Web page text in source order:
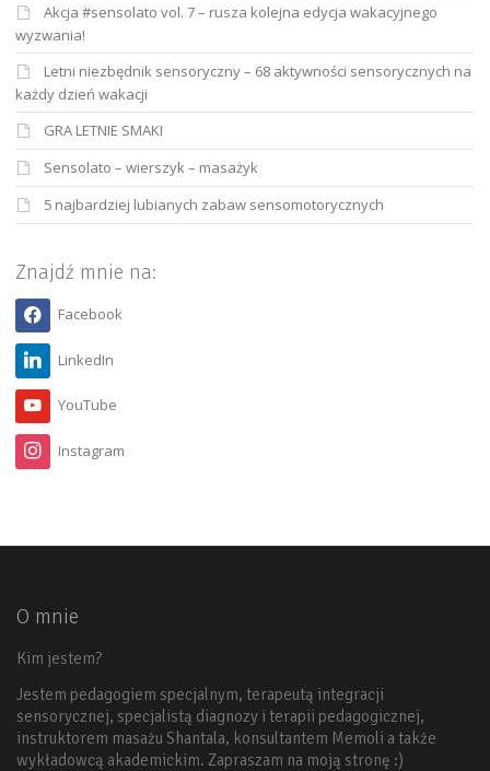
Akcja #sensolato vol. 7 – rusza kolejna edycja wakacyjnego
wyzwania!
Letni niezbędnik sensoryczny – 68 aktywności sensorycznych na
każdy dzień wakacji
GRA LETNIE SMAKI
Sensolato – wierszyk – masażyk
5 najbardziej lubianych zabaw sensomotorycznych
Znajdź mnie na:
Facebook
LinkedIn
YouTube
Instagram
O mnie
Kim jestem?
Jestem pedagogiem specjalnym, terapeutą integracji
sensorycznej, specjalistą diagnozy i terapii pedagogicznej,
instruktorem masażu Shantala, konsultantem Memoli a także
wykładowcą akademickim. Zapraszam na moją stronę :)